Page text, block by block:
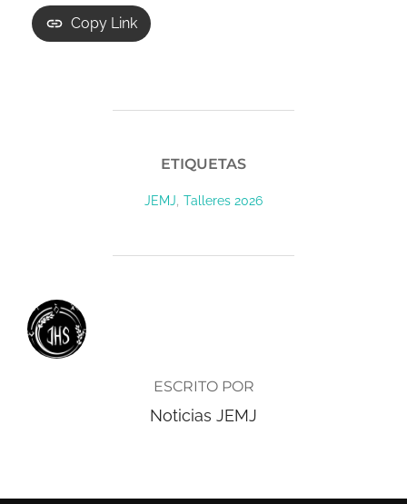
Copy Link
ETIQUETAS
JEMJ, Talleres 2026
ESCRITO POR
Noticias JEMJ